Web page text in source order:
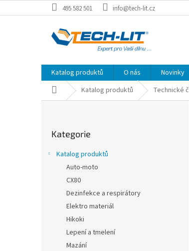
na
495 582 501 info@tech-lit.cz
Katalog produktů O nás Novinky
Domů Katalog produktů Technické
kategorie
Kategorie
Katalog produktů
Auto-moto
CX80
Dezinfekce a respirátory
Elektro materiál
Hikoki
Lepení a tmelení
Mazání